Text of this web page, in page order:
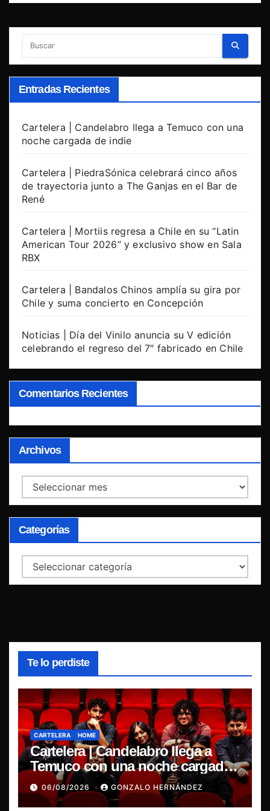
Entradas Recientes
Cartelera | Candelabro llega a Temuco con una
noche cargada de indie
Cartelera | PiedraSónica celebrará cinco años
de trayectoria junto a The Ganjas en el Bar de
René
Cartelera | Mortiis regresa a Chile en su “Latin
American Tour 2026” y exclusivo show en Sala
RBX
Cartelera | Bandalos Chinos amplía su gira por
Chile y suma concierto en Concepción
Noticias | Día del Vinilo anuncia su V edición
celebrando el regreso del 7″ fabricado en Chile
Comentarios Recientes
Archivos
Archivos
Categorías
Categorías
Te lo perdiste
CARTELERA HOME
Cartelera | Candelabro llega a
Temuco con una noche cargada
de indie
06/08/2026 GONZALO HERNÁNDEZ